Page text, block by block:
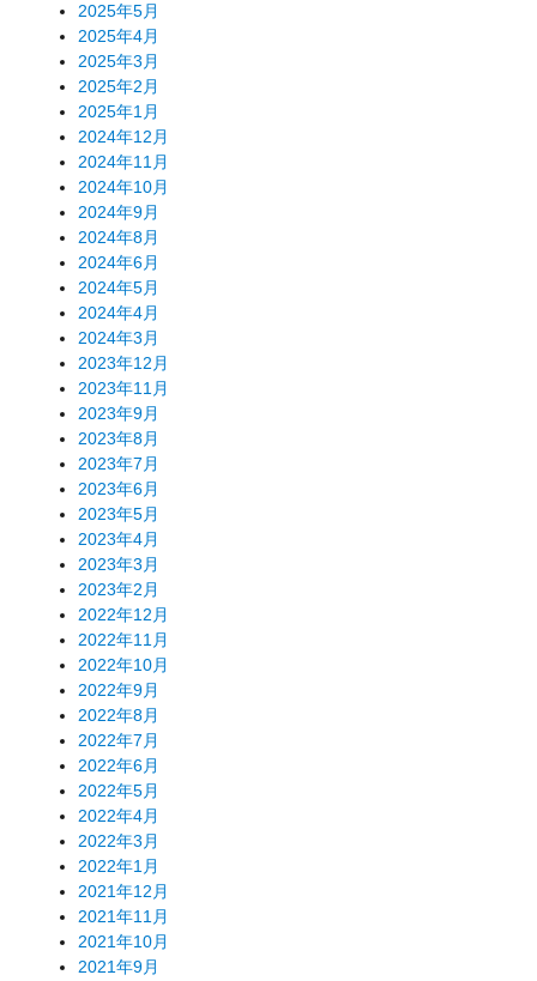
2025年5月
2025年4月
2025年3月
2025年2月
2025年1月
2024年12月
2024年11月
2024年10月
2024年9月
2024年8月
2024年6月
2024年5月
2024年4月
2024年3月
2023年12月
2023年11月
2023年9月
2023年8月
2023年7月
2023年6月
2023年5月
2023年4月
2023年3月
2023年2月
2022年12月
2022年11月
2022年10月
2022年9月
2022年8月
2022年7月
2022年6月
2022年5月
2022年4月
2022年3月
2022年1月
2021年12月
2021年11月
2021年10月
2021年9月